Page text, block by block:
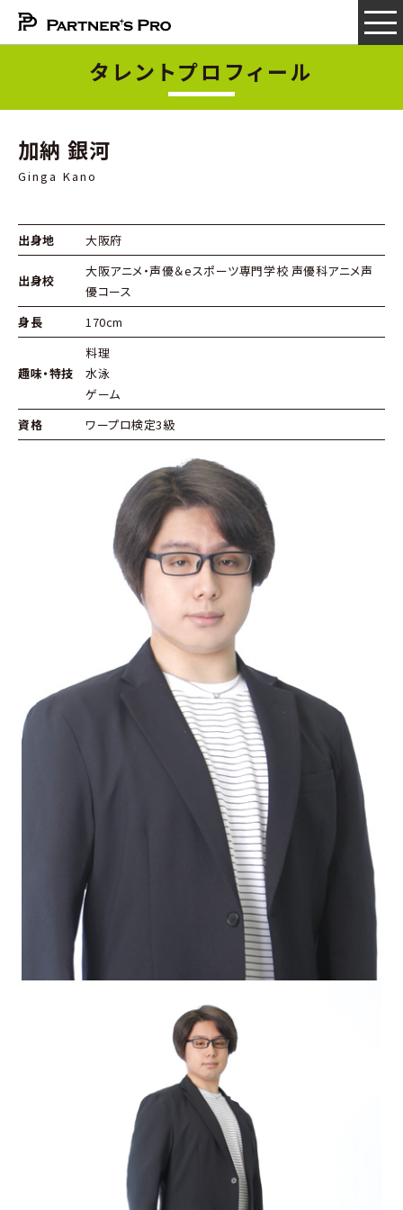
タレントプロフィール
加納 銀河
Ginga Kano
出身地 大阪府
出身校
大阪アニメ・声優＆eスポーツ専門学校 声優科アニメ声
優コース
身長
170cm
趣味・特技
料理
水泳
ゲーム
資格
ワープロ検定3級